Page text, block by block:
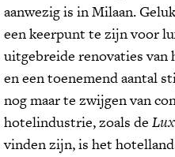
aanwezig is in Milaan.
een keerpunt te zijn voor
uitgebreide renovaties
en een toenemend aantal
nog maar te zwijgen van
hotelindustrie, zoals de
vinden zijn, is het